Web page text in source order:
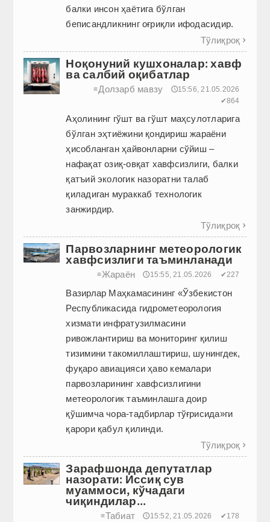
балки инсон ҳаётига бўлган
беписандликнинг оғриқли ифодасидир.
Тўлиқроқ 
Ноқонуний кушхоналар: хавф
ва салбий оқибатлар
≡Долзарб мавзу
🕔15:56, 21.05.2026
✔864
Аҳолининг гўшт ва гўшт маҳсулотларига
бўлган эҳтиёжини қондириш жараёни
ҳисобланган ҳайвонларни сўйиш –
нафақат озиқ-овқат хавфсизлиги, балки
қатъий экологик назоратни талаб
қиладиган мураккаб технологик
занжирдир.
Тўлиқроқ 
Парвозларнинг метеорологик
хавфсизлиги таъминланади
≡Жараён 🕔15:55, 21.05.2026 ✔227
Вазирлар Маҳкамасининг «Ўзбекистон
Республикасида гидрометеорология
хизмати инфратузилмасини
ривожлантириш ва мониторинг қилиш
тизимини такомиллаштириш, шунингдек,
фуқаро авиацияси ҳаво кемалари
парвозларининг хавфсизлигини
метеорологик таъминлашга доир
қўшимча чора-тадбирлар тўғрисида»ги
қарори қабул қилинди.
Тўлиқроқ 
Зарафшонда депутатлар
назорати: Иссиқ сув
муаммоси, кўчадаги
чиқиндилар...
≡Табиат 🕔15:52, 21.05.2026 ✔178